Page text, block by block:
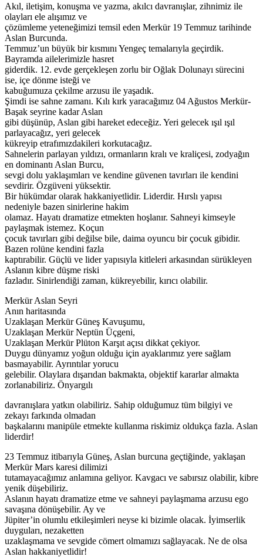
Akıl, iletişim, konuşma ve yazma, akılcı davranışlar, zihnimiz ile
olayları ele alışımız ve
çözümleme yeteneğimizi temsil eden Merkür 19 Temmuz tarihinde
Aslan Burcunda.
Temmuz’un büyük bir kısmını Yengeç temalarıyla geçirdik.
Bayramda ailelerimizle hasret
giderdik. 12. evde gerçekleşen zorlu bir Oğlak Dolunayı sürecini
ise, içe dönme isteği ve
kabuğumuza çekilme arzusu ile yaşadık.
Şimdi ise sahne zamanı. Kılı kırk yaracağımız 04 Ağustos Merkür-
Başak seyrine kadar Aslan
gibi düşünüp, Aslan gibi hareket edeceğiz. Yeri gelecek ışıl ışıl
parlayacağız, yeri gelecek
kükreyip etrafımızdakileri korkutacağız.
Sahnelerin parlayan yıldızı, ormanların kralı ve kraliçesi, zodyağın
en dominantı Aslan Burcu,
sevgi dolu yaklaşımları ve kendine güvenen tavırları ile kendini
sevdirir. Özgüveni yüksektir.
Bir hükümdar olarak hakkaniyetlidir. Liderdir. Hırslı yapısı
nedeniyle bazen sinirlerine hakim
olamaz. Hayatı dramatize etmekten hoşlanır. Sahneyi kimseyle
paylaşmak istemez. Koçun
çocuk tavırları gibi değilse bile, daima oyuncu bir çocuk gibidir.
Bazen rolüne kendini fazla
kaptırabilir. Güçlü ve lider yapısıyla kitleleri arkasından sürükleyen
Aslanın kibre düşme riski
fazladır. Sinirlendiği zaman, kükreyebilir, kırıcı olabilir.
Merkür Aslan Seyri
Anın haritasında
Uzaklaşan Merkür Güneş Kavuşumu,
Uzaklaşan Merkür Neptün Üçgeni,
Uzaklaşan Merkür Plüton Karşıt açısı dikkat çekiyor.
Duygu dünyamız yoğun olduğu için ayaklarımız yere sağlam
basmayabilir. Ayrıntılar yorucu
gelebilir. Olaylara dışarıdan bakmakta, objektif kararlar almakta
zorlanabiliriz. Önyargılı
davranışlara yatkın olabiliriz. Sahip olduğumuz tüm bilgiyi ve
zekayı farkında olmadan
başkalarını manipüle etmekte kullanma riskimiz oldukça fazla. Aslan
liderdir!
23 Temmuz itibarıyla Güneş, Aslan burcuna geçtiğinde, yaklaşan
Merkür Mars karesi dilimizi
tutamayacağımız anlamına geliyor. Kavgacı ve sabırsız olabilir, kibre
yenik düşebiliriz.
Aslanın hayatı dramatize etme ve sahneyi paylaşmama arzusu ego
savaşına dönüşebilir. Ay ve
Jüpiter’in olumlu etkileşimleri neyse ki bizimle olacak. İyimserlik
duyguları, nezaketten
uzaklaşmama ve sevgide cömert olmamızı sağlayacak. Ne de olsa
Aslan hakkaniyetlidir!